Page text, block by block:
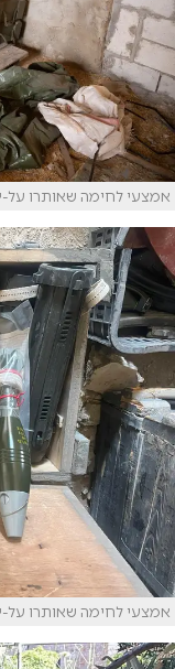
אמצעי לחימה שאותרו על-
אמצעי לחימה שאותרו על-